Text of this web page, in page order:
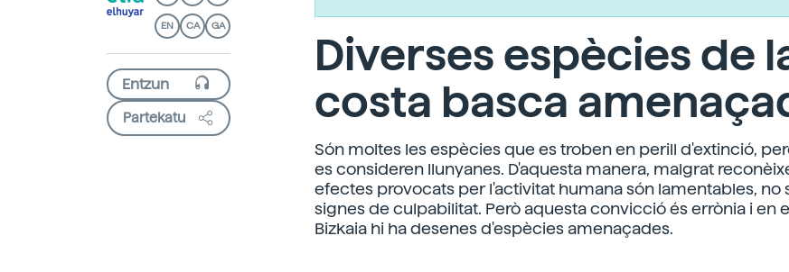
EN CA GA
Partekatu
Diverses espècies de
costa basca
Són moltes les espècies que es troben en perill d'extinció,
es consideren llunyanes. D'aquesta manera, malgrat
efectes provocats per l'activitat humana són lamentables, no
signes de culpabilitat. Però aquesta convicció és errònia i en
Bizkaia hi ha desenes d'espècies amenaçades.